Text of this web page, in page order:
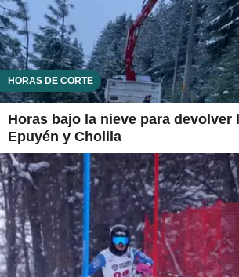
HORAS DE CORTE
Horas bajo la nieve para devolver
Epuyén y Cholila